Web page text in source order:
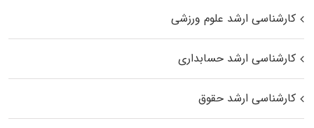
کارشناسی ارشد علوم ورزشی
کارشناسی ارشد حسابداری
کارشناسی ارشد حقوق